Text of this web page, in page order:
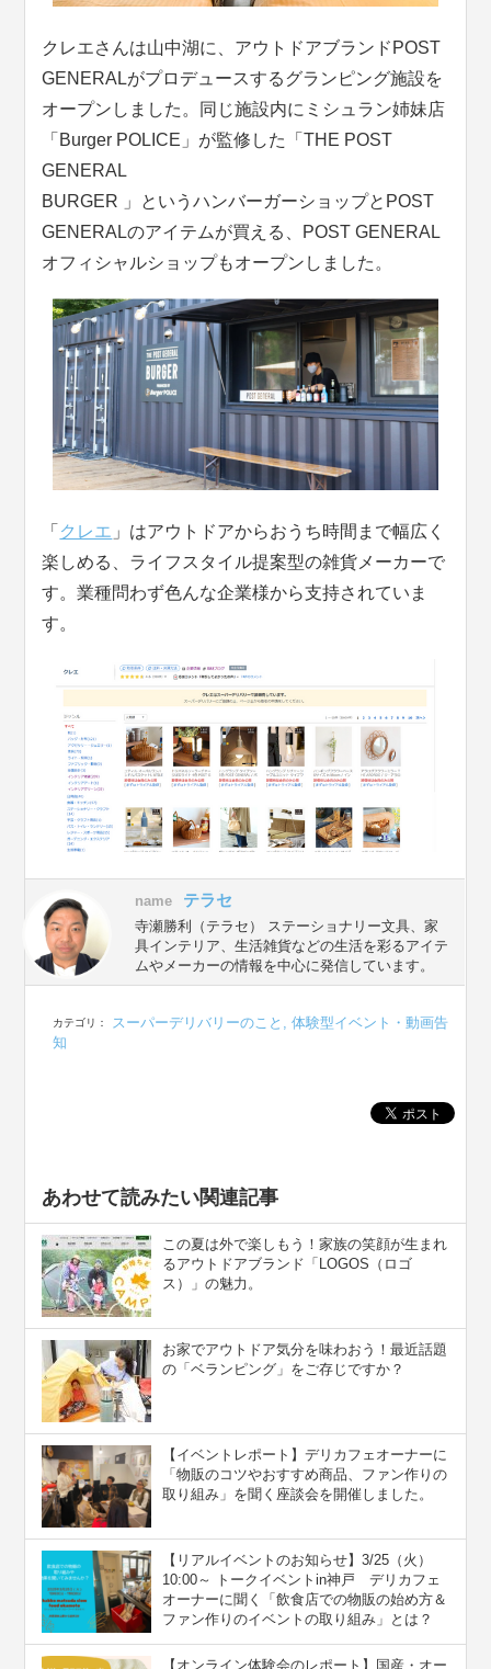
クレエさんは山中湖に、アウトドアブランドPOST
GENERALがプロデュースするグランピング施設を
オープンしました。同じ施設内にミシュラン姉妹店
「Burger POLICE」が監修した「THE POST
GENERAL
BURGER 」というハンバーガーショップとPOST
GENERALのアイテムが買える、POST GENERAL
オフィシャルショップもオープンしました。
「 クレエ 」はアウトドアからおうち時間まで幅広く
楽しめる、ライフスタイル提案型の雑貨メーカーで
す。業種問わず色んな企業様から支持されていま
す。
name テラセ
寺瀬勝利（テラセ） ステーショナリー文具、家
具インテリア、生活雑貨などの生活を彩るアイテ
ムやメーカーの情報を中心に発信しています。
カテゴリ： スーパーデリバリーのこと ,体験型イベント・動画告
知
あわせて読みたい関連記事
この夏は外で楽しもう！家族の笑顔が生まれ
るアウトドアブランド「LOGOS（ロゴ
ス）」の魅力。
お家でアウトドア気分を味わおう！最近話題
の「ベランピング」をご存じですか？
【イベントレポート】デリカフェオーナーに
「物販のコツやおすすめ商品、ファン作りの
取り組み」を聞く座談会を開催しました。
【リアルイベントのお知らせ】3/25（火）
10:00～ トークイベントin神戸 デリカフェ
オーナーに聞く「飲食店での物販の始め方＆
ファン作りのイベントの取り組み」とは？
【オンライン体験会のレポート】国産・オー